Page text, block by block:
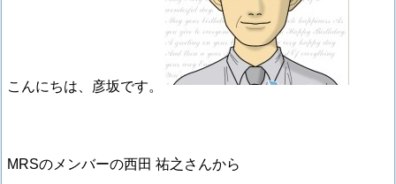
こんにちは、彦坂です。
MRSのメンバーの西田 祐之さんから